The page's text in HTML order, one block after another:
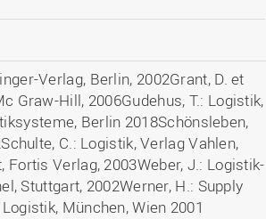
Verlag, Berlin, 2002Grant, D. et
Graw-Hill, 2006Gudehus, T.: Logistik,
Berlin 2018Schönsleben,
C.: Logistik, Verlag Vahlen,
Fortis Verlag, 2003Weber, J.: Logistik-
Stuttgart, 2002Werner, H.: Supply
München, Wien 2001